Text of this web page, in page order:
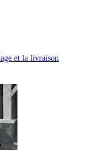
et la livraison